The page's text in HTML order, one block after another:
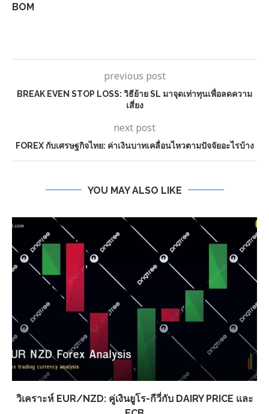
BOM
previous post
BREAK EVEN STOP LOSS: วิธีย้าย SL มาจุดเท่าทุนเพื่อลดความ
เสี่ยง
next post
FOREX กับเศรษฐกิจไทย: ค่าเงินบาทเคลื่อนไหวตามปัจจัยอะไรบ้าง
YOU MAY ALSO LIKE
วิเคราะห์ EUR/NZD: คู่เงินยูโร-กีวี่กับ DAIRY PRICE และ